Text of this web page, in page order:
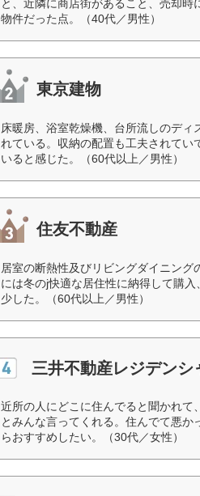
と、近隣に商店街があること、売却
物件だった点。（40代／男性）
東京建物
床暖房、浴室乾燥機、台所流しのデ
れている。収納の配置も工夫されてい
いると感じた。（60代以上／男性）
住友不動産
居室の断熱性及びリビングダイニン
には冬のj快適な居住性に納得して購
少した。（60代以上／男性）
三井不動産レジデンシ
近所の人にどこに住んでると聞かれて
とみんな言ってくれる。住んでて悪
らおすすめしたい。（30代／女性）